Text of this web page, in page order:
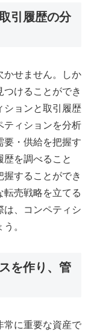
引履歴の分
かせません。しか
つけることができ
ションと取引履歴
ティションを分析
要・供給を把握す
歴を調べること
することができ
転売戦略を立てる
は、コンペティシ
。
を作り、管
常に重要な資産で